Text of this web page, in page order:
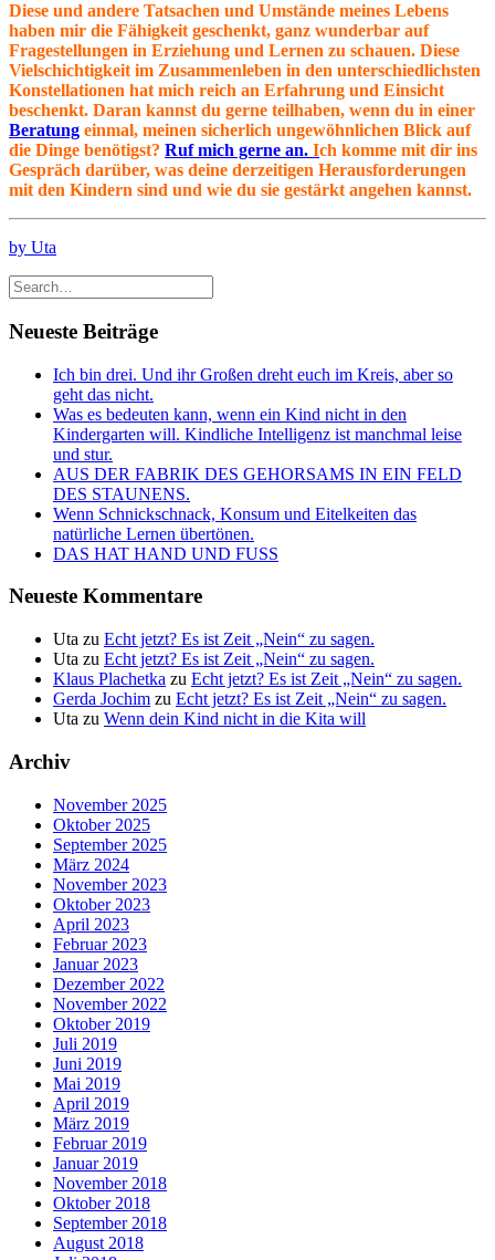
Diese und andere Tatsachen und Umstände meines Lebens
haben mir die Fähigkeit geschenkt, ganz wunderbar auf
Fragestellungen in Erziehung und Lernen zu schauen. Diese
Vielschichtigkeit im Zusammenleben in den unterschiedlichsten
Konstellationen hat mich reich an Erfahrung und Einsicht
beschenkt. Daran kannst du gerne teilhaben, wenn du in einer
Beratung einmal, meinen sicherlich ungewöhnlichen Blick auf
die Dinge benötigst? Ruf mich gerne an. Ich komme mit dir ins
Gespräch darüber, was deine derzeitigen Herausforderungen
mit den Kindern sind und wie du sie gestärkt angehen kannst.
by Uta
Neueste Beiträge
Ich bin drei. Und ihr Großen dreht euch im Kreis, aber so
geht das nicht.
Was es bedeuten kann, wenn ein Kind nicht in den
Kindergarten will. Kindliche Intelligenz ist manchmal leise
und stur.
AUS DER FABRIK DES GEHORSAMS IN EIN FELD
DES STAUNENS.
Wenn Schnickschnack, Konsum und Eitelkeiten das
natürliche Lernen übertönen.
DAS HAT HAND UND FUSS
Neueste Kommentare
Uta zu Echt jetzt? Es ist Zeit „Nein“ zu sagen.
Uta zu Echt jetzt? Es ist Zeit „Nein“ zu sagen.
Klaus Plachetka zu Echt jetzt? Es ist Zeit „Nein“ zu sagen.
Gerda Jochim zu Echt jetzt? Es ist Zeit „Nein“ zu sagen.
Uta zu Wenn dein Kind nicht in die Kita will
Archiv
November 2025
Oktober 2025
September 2025
März 2024
November 2023
Oktober 2023
April 2023
Februar 2023
Januar 2023
Dezember 2022
November 2022
Oktober 2019
Juli 2019
Juni 2019
Mai 2019
April 2019
März 2019
Februar 2019
Januar 2019
November 2018
Oktober 2018
September 2018
August 2018